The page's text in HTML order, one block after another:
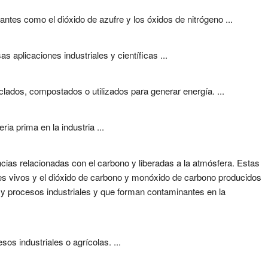
como el dióxido de azufre y los óxidos de nitrógeno ...
aplicaciones industriales y científicas ...
compostados o utilizados para generar energía. ...
prima en la industria ...
relacionadas con el carbono y liberadas a la atmósfera. Estas
vivos y el dióxido de carbono y monóxido de carbono producidos
industriales y que forman contaminantes en la
industriales o agrícolas. ...